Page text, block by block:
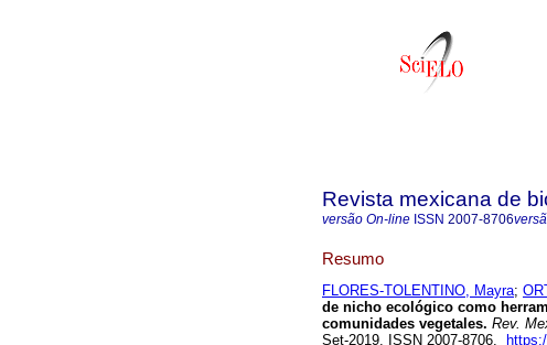
Revista mexicana de
versão On-line ISSN 2007-8706
Resumo
FLORES-TOLENTINO, Mayra;
de nicho ecológico como
comunidades vegetales. Rev.
Set-2019. ISSN 2007-8706.